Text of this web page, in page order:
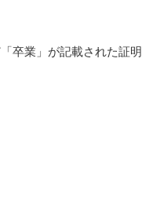
卒業」が記載された証明